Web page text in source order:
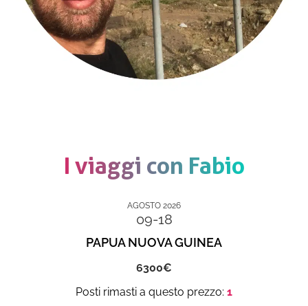
I viaggi con Fabio
AGOSTO 2026
09-18
PAPUA NUOVA GUINEA
6300
1